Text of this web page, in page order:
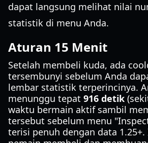
dapat langsung melihat nilai
statistik di menu Anda.
Aturan 15 Menit
Setelah membeli kuda, ada
tersembunyi sebelum Anda
lembar statistik terperincinya.
menunggu tepat 916 detik
waktu bermain aktif sambil
tersebut sebelum menu
terisi penuh dengan data